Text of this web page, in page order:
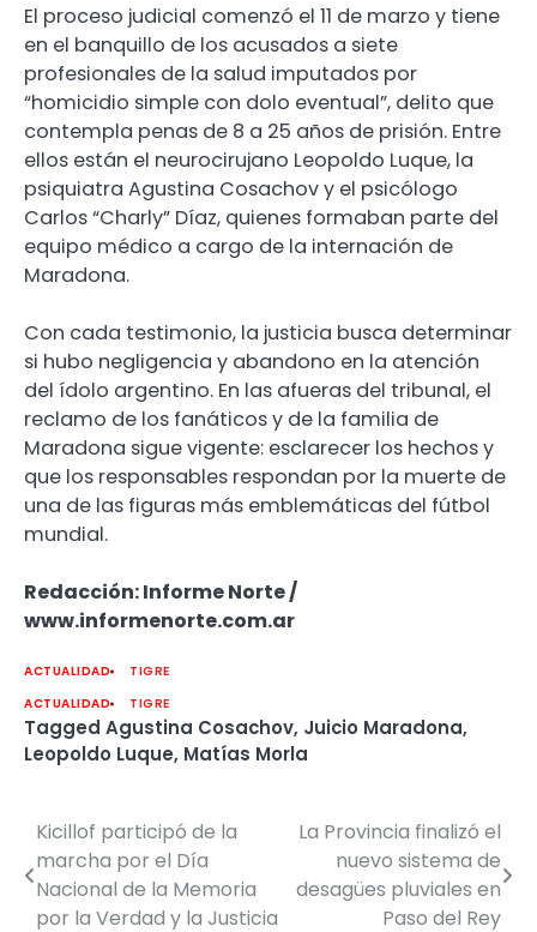
El proceso judicial comenzó el 11 de marzo y tiene
en el banquillo de los acusados a siete
profesionales de la salud imputados por
“homicidio simple con dolo eventual”, delito que
contempla penas de 8 a 25 años de prisión. Entre
ellos están el neurocirujano Leopoldo Luque, la
psiquiatra Agustina Cosachov y el psicólogo
Carlos “Charly” Díaz, quienes formaban parte del
equipo médico a cargo de la internación de
Maradona.
Con cada testimonio, la justicia busca determinar
si hubo negligencia y abandono en la atención
del ídolo argentino. En las afueras del tribunal, el
reclamo de los fanáticos y de la familia de
Maradona sigue vigente: esclarecer los hechos y
que los responsables respondan por la muerte de
una de las figuras más emblemáticas del fútbol
mundial.
Redacción: Informe Norte /
www.informenorte.com.ar
ACTUALIDAD
TIGRE
ACTUALIDAD
TIGRE
Tagged Agustina Cosachov, Juicio Maradona,
Leopoldo Luque, Matías Morla
Navegación
de
entradas
Kicillof participó de la
marcha por el Día
Nacional de la Memoria
por la Verdad y la Justicia
La Provincia finalizó el
nuevo sistema de
desagües pluviales en
Paso del Rey